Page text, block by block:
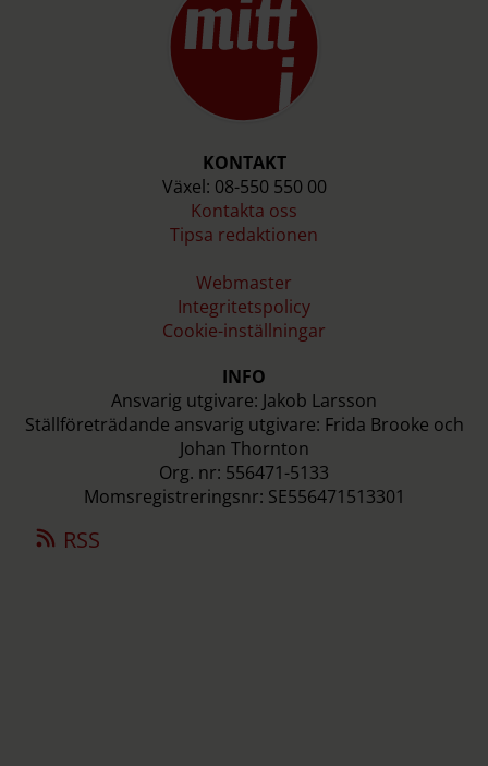
KONTAKT
Växel: 08-550 550 00
Kontakta oss
Tipsa redaktionen
Webmaster
Integritetspolicy
Cookie-inställningar
INFO
Ansvarig utgivare: Jakob Larsson
Ställföreträdande ansvarig utgivare: Frida Brooke och
Johan Thornton
Org. nr: 556471-5133
Momsregistreringsnr: SE556471513301
RSS